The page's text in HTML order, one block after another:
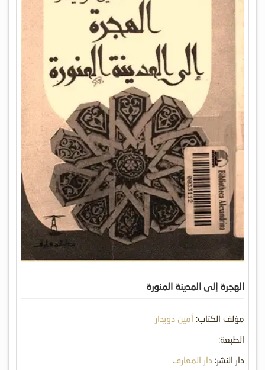
الهجرة إلى المدينة المنورة
مؤلف الكتاب: أمين دويدار
الطبعة:
دار النشر: دار المعارف